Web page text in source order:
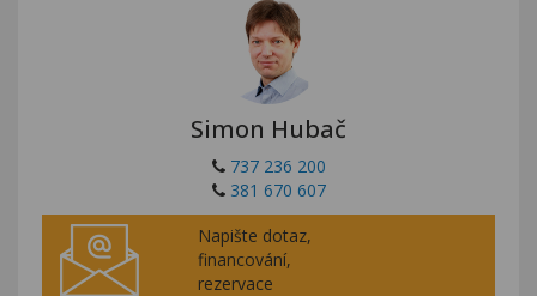
Simon Hubač
737 236 200
381 670 607
Napište dotaz,
financování,
rezervace